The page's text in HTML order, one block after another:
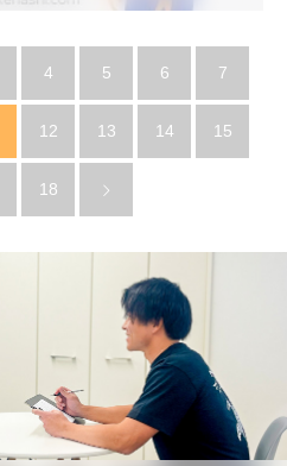
4 5 6 7
12 13 14 15
18